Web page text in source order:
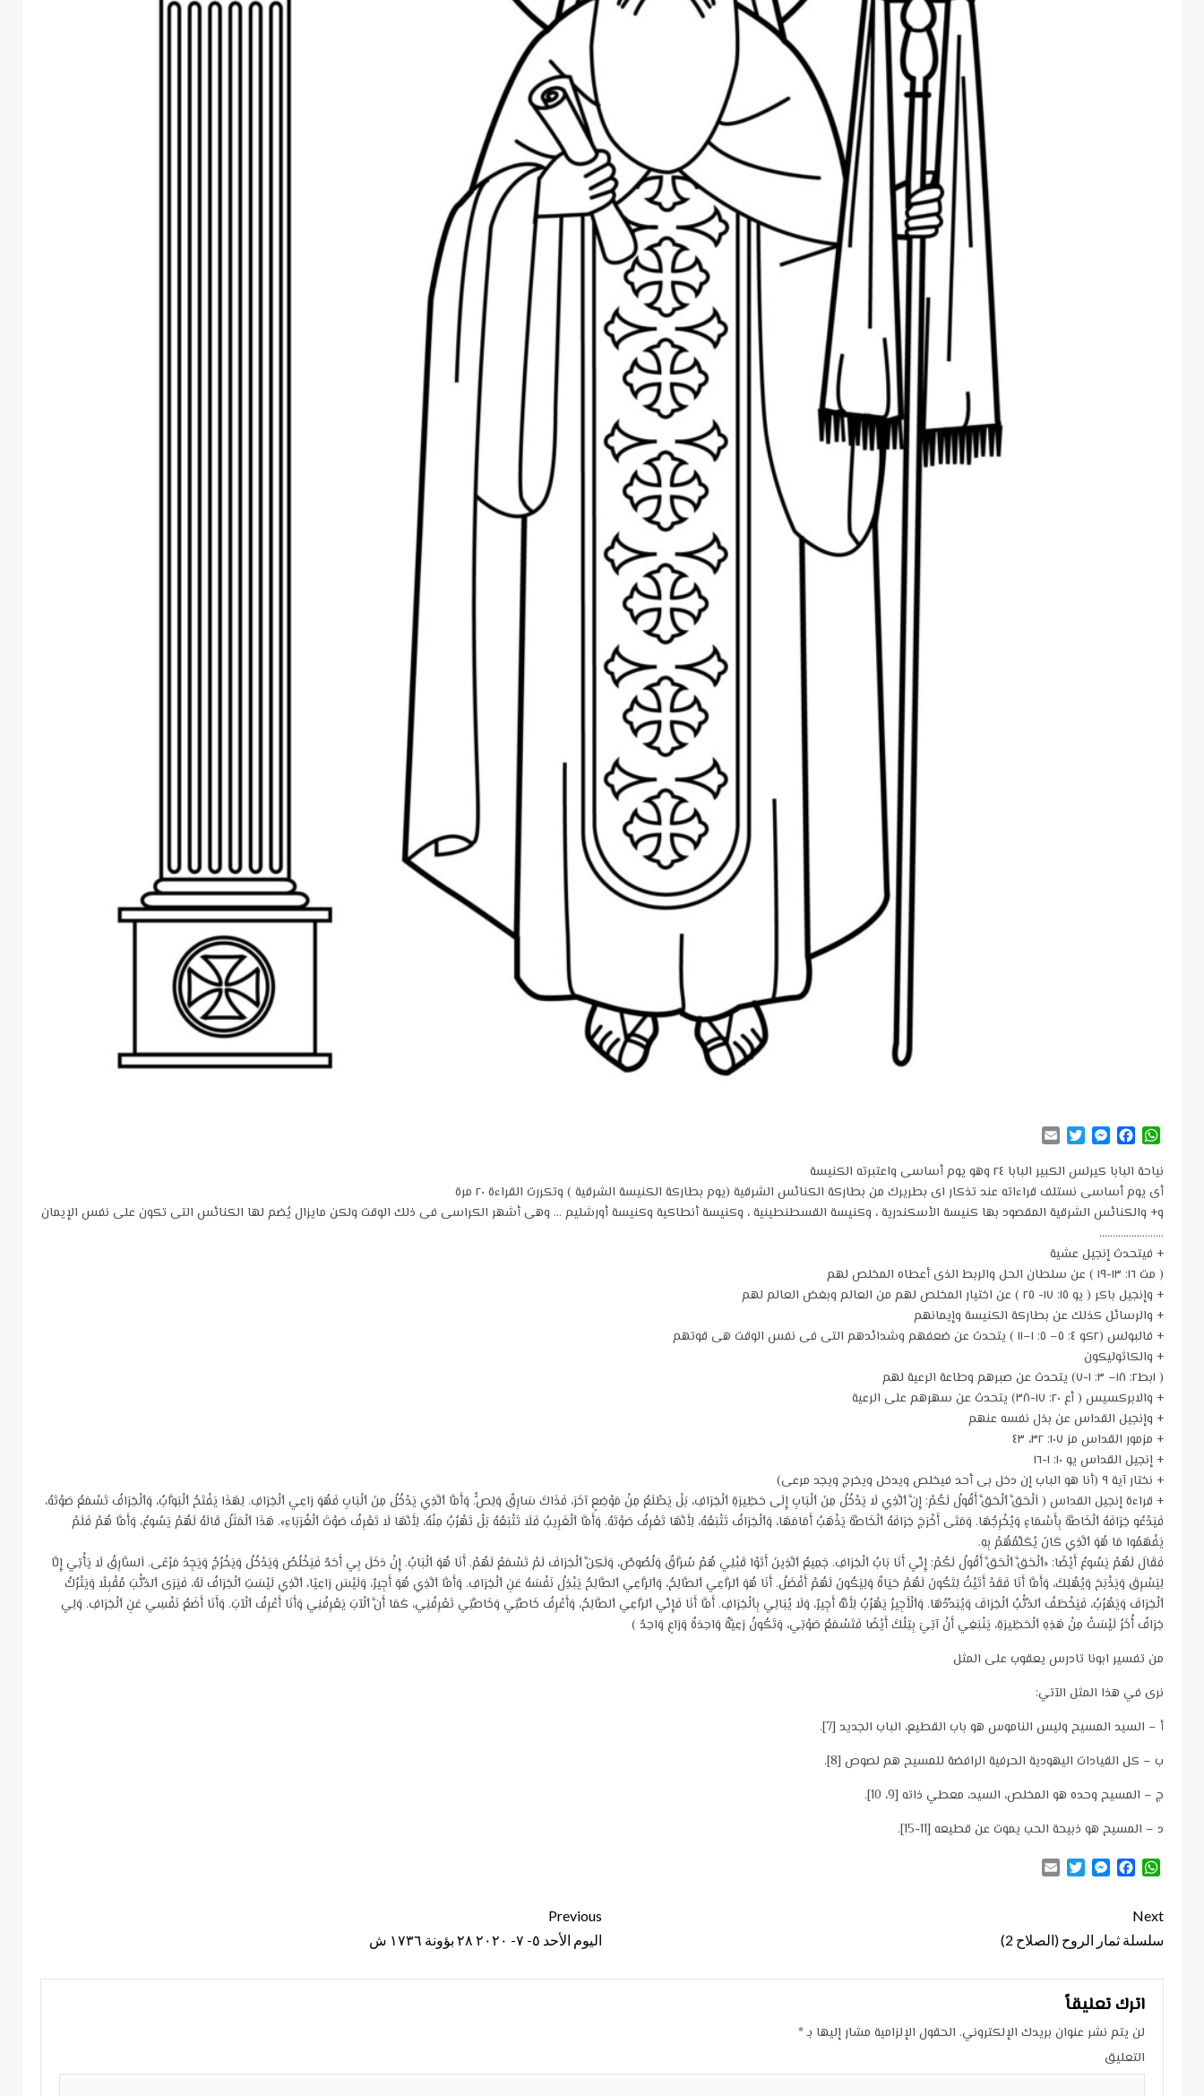
WhatsApp
Facebook
Messenger
Twitter
نياحة البابا كيرلس الكبير البابا ٢٤ وهو يوم أساسى واعتبرته الكنيسة
أى يوم أساسى نستلف قراءاته عند تذكار اى بطريرك من بطاركة الكنائس الشرقية (يوم بطاركة الكنيسة الشرقية ) وتكررت القراءة ٢٠ مرة
و+ والكنائس الشرقية المقصود بها كنيسة الأسكندرية ، وكنيسة القسطنطينية ، وكنيسة أنطاكية وكنيسة أورشليم … وهى أشهر الكراسى فى ذلك الوقت ولكن مايزال يُضم لها الكنائس التى تكون على نفس الإيمان
……………………
+ فيتحدث إنجيل عشية
( مت ١٦: ١٣-١٩ ) عن سلطان الحل والربط الذى أعطاه المخلص لهم
+ وإنجيل باكر ( يو ١٥: ١٧- ٢٥ ) عن اختيار المخلص لهم من العالم وبغض العالم لهم
+ والرسائل كذلك عن بطاركة الكنيسة وإيمانهم
+ فالبولس (٢كو ٤: ٥– ٥: ١–١١ ) يتحدث عن ضعفهم وشدائدهم التى فى نفس الوقت هى قوتهم
+ والكاثوليكون
( ١بط٢: ١٨– ٣: ١-٧) يتحدث عن صبرهم وطاعة الرعية لهم
+ والابركسيس ( أع ٢٠: ١٧-٣٨) يتحدث عن سهرهم على الرعية
+ وإنجيل القداس عن بذل نفسه عنهم
+ مزمور القداس مز ١٠٧: ٣٢، ٤٣
+ إنجيل القداس يو ١٠: ١-١٦
+ نختار آية ٩ (أنا هو الباب إن دخل بى أحد فيخلص ويدخل ويخرج ويجد مرعى)
+ قراءة إنجيل القداس ( اَلْحَقَّ ٱلْحَقَّ أَقُولُ لَكُمْ: إِنَّ ٱلَّذِي لَا يَدْخُلُ مِنَ ٱلْبَابِ إِلَى حَظِيرَةِ ٱلْخِرَافِ، بَلْ يَطْلَعُ مِنْ مَوْضِعٍ آخَرَ، فَذَاكَ سَارِقٌ وَلِصٌّ. وَأَمَّا ٱلَّذِي يَدْخُلُ مِنَ ٱلْبَابِ فَهُوَ رَاعِي ٱلْخِرَافِ. لِهَذَا يَفْتَحُ ٱلْبَوَّابُ، وَٱلْخِرَافُ تَسْمَعُ صَوْتَهُ،
فَيَدْعُو خِرَافَهُ ٱلْخَاصَّةَ بِأَسْمَاءٍ وَيُخْرِجُهَا. وَمَتَى أَخْرَجَ خِرَافَهُ ٱلْخَاصَّةَ يَذْهَبُ أَمَامَهَا، وَٱلْخِرَافُ تَتْبَعُهُ، لِأَنَّهَا تَعْرِفُ صَوْتَهُ. وَأَمَّا ٱلْغَرِيبُ فَلَا تَتْبَعُهُ بَلْ تَهْرُبُ مِنْهُ، لِأَنَّهَا لَا تَعْرِفُ صَوْتَ ٱلْغُرَبَاءِ». هَذَا ٱلْمَثَلُ قَالَهُ لَهُمْ يَسُوعُ، وَأَمَّا هُمْ فَلَمْ
يَفْهَمُوا مَا هُوَ ٱلَّذِي كَانَ يُكَلِّمُهُمْ بِهِ.
فَقَالَ لَهُمْ يَسُوعُ أَيْضًا: «ٱلْحَقَّ ٱلْحَقَّ أَقُولُ لَكُمْ: إِنِّي أَنَا بَابُ ٱلْخِرَافِ. جَمِيعُ ٱلَّذِينَ أَتَوْا قَبْلِي هُمْ سُرَّاقٌ وَلُصُوصٌ، وَلَكِنَّ ٱلْخِرَافَ لَمْ تَسْمَعْ لَهُمْ. أَنَا هُوَ ٱلْبَابُ. إِنْ دَخَلَ بِي أَحَدٌ فَيَخْلُصُ وَيَدْخُلُ وَيَخْرُجُ وَيَجِدُ مَرْعًى. اَلسَّارِقُ لَا يَأْتِي إِلَّا
لِيَسْرِقَ وَيَذْبَحَ وَيُهْلِكَ، وَأَمَّا أَنَا فَقَدْ أَتَيْتُ لِتَكُونَ لَهُمْ حَيَاةٌ وَلِيَكُونَ لَهُمْ أَفْضَلُ. أَنَا هُوَ ٱلرَّاعِي ٱلصَّالِحُ، وَٱلرَّاعِي ٱلصَّالِحُ يَبْذِلُ نَفْسَهُ عَنِ ٱلْخِرَافِ. وَأَمَّا ٱلَّذِي هُوَ أَجِيرٌ، وَلَيْسَ رَاعِيًا، ٱلَّذِي لَيْسَتِ ٱلْخِرَافُ لَهُ، فَيَرَى ٱلذِّئْبَ مُقْبِلًا وَيَتْرُكُ
ٱلْخِرَافَ وَيَهْرُبُ، فَيَخْطَفُ ٱلذِّئْبُ ٱلْخِرَافَ وَيُبَدِّدُهَا. وَٱلْأَجِيرُ يَهْرُبُ لِأَنَّهُ أَجِيرٌ، وَلَا يُبَالِي بِٱلْخِرَافِ. أَمَّا أَنَا فَإِنِّي ٱلرَّاعِي ٱلصَّالِحُ، وَأَعْرِفُ خَاصَّتِي وَخَاصَّتِي تَعْرِفُنِي، كَمَا أَنَّ ٱلْآبَ يَعْرِفُنِي وَأَنَا أَعْرِفُ ٱلْآبَ. وَأَنَا أَضَعُ نَفْسِي عَنِ ٱلْخِرَافِ. وَلِي
خِرَافٌ أُخَرُ لَيْسَتْ مِنْ هَذِهِ ٱلْحَظِيرَةِ، يَنْبَغِي أَنْ آتِيَ بِتِلْكَ أَيْضًا فَتَسْمَعُ صَوْتِي، وَتَكُونُ رَعِيَّةٌ وَاحِدَةٌ وَرَاعٍ وَاحِدٌ )
من تفسير ابونا تادرس يعقوب على المثل
نرى في هذا المثل الآتي:
أ – السيد المسيح وليس الناموس هو باب القطيع، الباب الجديد [7].
ب – كل القيادات اليهودية الحرفية الرافضة للمسيح هم لصوص [8].
ج – المسيح وحده هو المخلص، السيد، معطي ذاته [9، 10].
د – المسيح هو ذبيحة الحب يموت عن قطيعه [11-15].
WhatsApp
Facebook
Messenger
Twitter
Continue
Reading
Previous
اليوم الأحد ٥- ٧- ٢٠٢٠ ٢٨ بؤونة ١٧٣٦ ش
Next
سلسلة ثمار الروح (الصلاح 2)
اترك تعليقاً
لن يتم نشر عنوان بريدك الإلكتروني. الحقول الإلزامية مشار إليها بـ*
التعليق